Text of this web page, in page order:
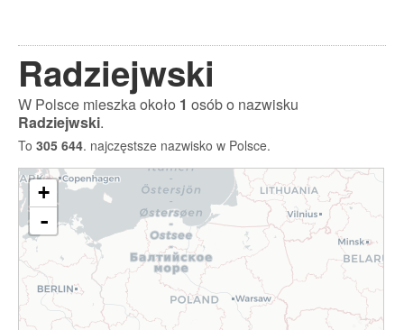
Radziejwski
W Polsce mieszka około 1 osób o nazwisku
Radziejwski.
To 305 644. najczęstsze nazwisko w Polsce.
+
-